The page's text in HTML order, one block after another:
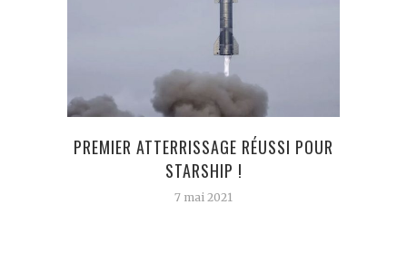
PREMIER ATTERRISSAGE RÉUSSI POUR
STARSHIP !
7 mai 2021